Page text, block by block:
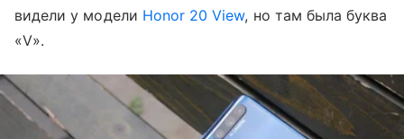
видели у модели Honor 20 View, но там была буква
«V».